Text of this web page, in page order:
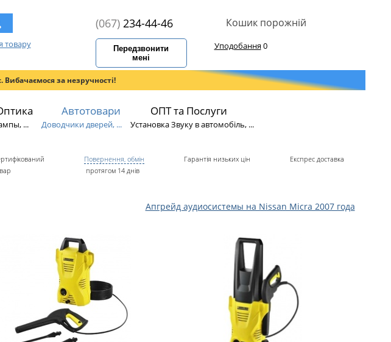
товару
(067)234-44-46
Передзвонити
мені
Кошик порожній
Уподобання0
за незручності!
...
Автотовари
Доводчики дверей, ...
ОПТ та Послуги
Установка Звуку в автомобіль, ...
Повернення, обмін
протягом 14 днів
Гарантія низьких цін Експрес доставка
Апгрейд аудиосистемы на Nissan Micra 2007 года